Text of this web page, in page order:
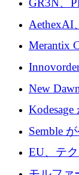
上げ
を構築
GR3N、
めにシリ
AethexAI
ストラク
Merantix
スタート
ァンドを
めに
New
ドで 210
ェアの最
Semble
拡大する
を調達
EU、テ
保護」に